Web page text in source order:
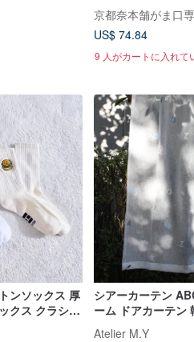
京都奈本舗がま口
US$ 74.84
9 人がカートに入れて
ンソックス 厚
クス クラシッ
シアーカーテン
ーム ドアカーテン
Atelier M.Y